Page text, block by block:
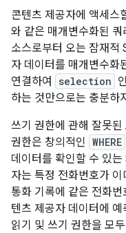
콘텐츠 제공자에 액세스
와 같은 매개변수화된
소스로부터 오는 잠재적
자 데이터를 매개변수화
연결하여
selection
하는 것만으로는 충분하
쓰기 권한에 관해 잘못된
권한은 창의적인 WHERE
데이터를 확인할 수 있
자는 특정 전화번호가
통화 기록에 같은 전화
텐츠 제공자 데이터에
읽기 및 쓰기 권한을 모